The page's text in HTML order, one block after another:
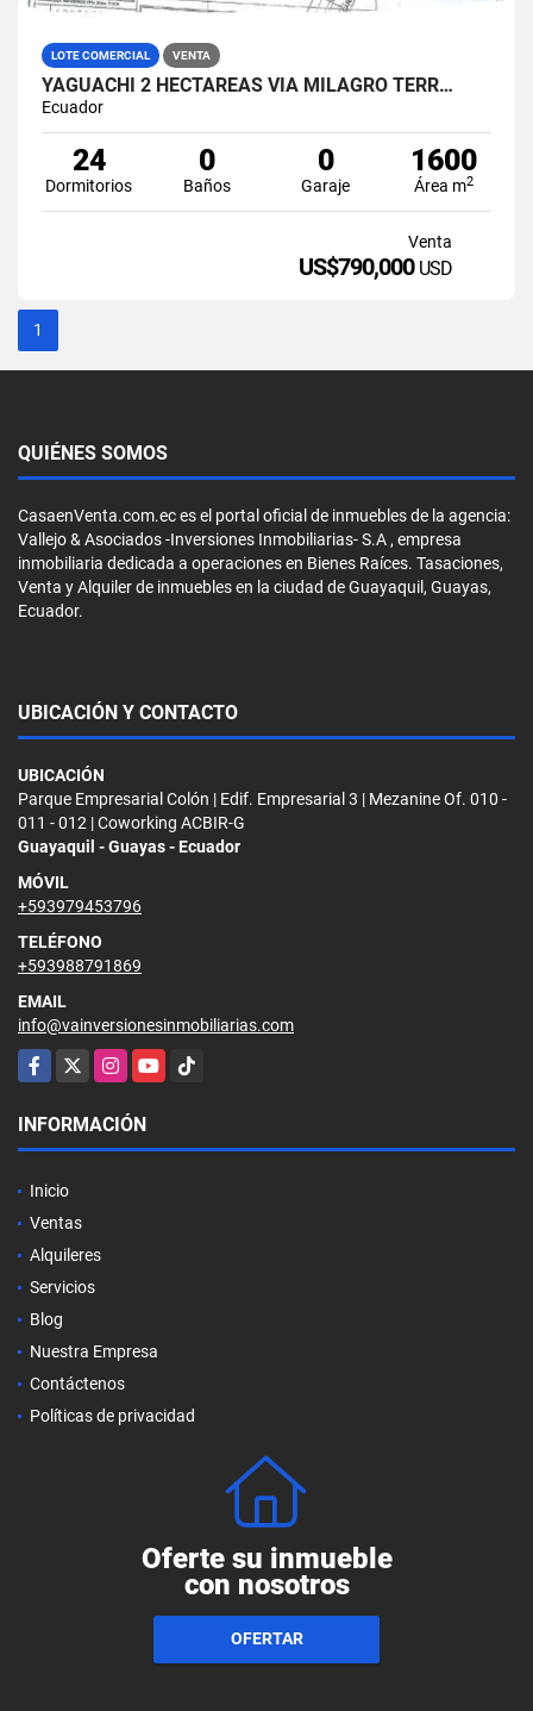
LOTE COMERCIAL VENTA
YAGUACHI 2 HECTÁREAS VIA MILAGRO TERR…
Ecuador
24
Dormitorios
0
Baños
0
Garaje
1600
Área m2
Venta
US$790,000 USD
1
QUIÉNES SOMOS
CasaenVenta.com.ec es el portal oficial de inmuebles de la agencia:
Vallejo & Asociados -Inversiones Inmobiliarias- S.A , empresa
inmobiliaria dedicada a operaciones en Bienes Raíces. Tasaciones,
Venta y Alquiler de inmuebles en la ciudad de Guayaquil, Guayas,
Ecuador.
UBICACIÓN Y CONTACTO
UBICACIÓN
Parque Empresarial Colón | Edif. Empresarial 3 | Mezanine Of. 010 -
011 - 012 | Coworking ACBIR-G
Guayaquil - Guayas - Ecuador
MÓVIL
+593979453796
TELÉFONO
+593988791869
EMAIL
info@vainversionesinmobiliarias.com
Facebook
X InstagramYouTubeTikTok
INFORMACIÓN
Inicio
Ventas
Alquileres
Servicios
Blog
Nuestra Empresa
Contáctenos
Políticas de privacidad
Oferte su inmueble
con nosotros
OFERTAR